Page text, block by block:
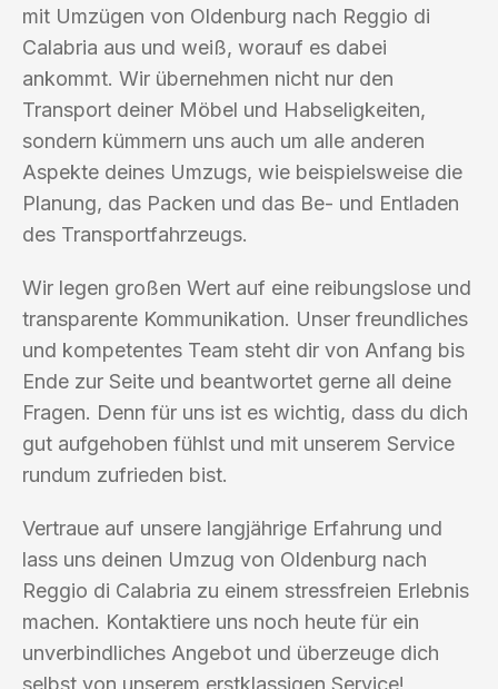
mit Umzügen von Oldenburg nach Reggio di
Calabria aus und weiß, worauf es dabei
ankommt. Wir übernehmen nicht nur den
Transport deiner Möbel und Habseligkeiten,
sondern kümmern uns auch um alle anderen
Aspekte deines Umzugs, wie beispielsweise die
Planung, das Packen und das Be- und Entladen
des Transportfahrzeugs.
Wir legen großen Wert auf eine reibungslose und
transparente Kommunikation. Unser freundliches
und kompetentes Team steht dir von Anfang bis
Ende zur Seite und beantwortet gerne all deine
Fragen. Denn für uns ist es wichtig, dass du dich
gut aufgehoben fühlst und mit unserem Service
rundum zufrieden bist.
Vertraue auf unsere langjährige Erfahrung und
lass uns deinen Umzug von Oldenburg nach
Reggio di Calabria zu einem stressfreien Erlebnis
machen. Kontaktiere uns noch heute für ein
unverbindliches Angebot und überzeuge dich
selbst von unserem erstklassigen Service!